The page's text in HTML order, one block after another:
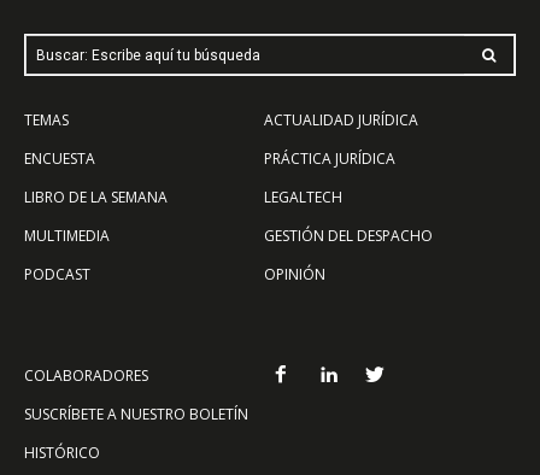
Buscar: Escribe aquí tu búsqueda
TEMAS
ENCUESTA
LIBRO DE LA SEMANA
MULTIMEDIA
PODCAST
ACTUALIDAD JURÍDICA
PRÁCTICA JURÍDICA
LEGALTECH
GESTIÓN DEL DESPACHO
OPINIÓN
COLABORADORES
SUSCRÍBETE A NUESTRO BOLETÍN
HISTÓRICO